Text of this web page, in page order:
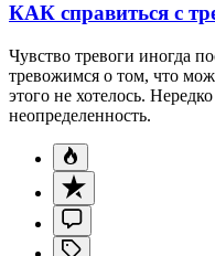
КАК справиться с
Чувство тревоги иногда
тревожимся о том, что
этого не хотелось.
неопределенность.